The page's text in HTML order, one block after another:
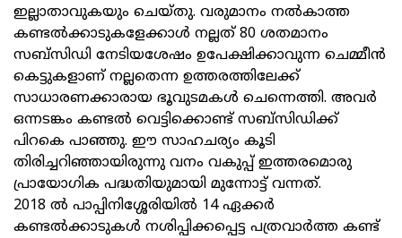
ഇല്ലാതാവുകയും ചെയ്തു. വരുമാനം നല്‍കാത്ത
കണ്ടല്‍ക്കാടുകളേക്കാള്‍ നല്ലത് 80 ശതമാനം
സബ്സിഡി നേടിയശേഷം ഉപേക്ഷിക്കാവുന്ന ചെമ്മീന്‍
കെട്ടുകളാണ് നല്ലതെന്ന ഉത്തരത്തിലേക്ക്
സാധാരണക്കാരായ ഭൂവുടമകള്‍ ചെന്നെത്തി. അവര്‍
ഒന്നടങ്കം കണ്ടല്‍ വെട്ടിക്കൊണ്ട് സബ്സിഡിക്ക്
പിറകെ പാഞ്ഞു. ഈ സാഹചര്യം കൂടി
തിരിച്ചറിഞ്ഞായിരുന്നു വനം വകുപ്പ് ഇത്തരമൊരു
പ്രായോഗിക പദ്ധതിയുമായി മുന്നോട്ട് വന്നത്.
2018 ല്‍ പാപ്പിനിശ്ശേരിയില്‍ 14 ഏക്കര്‍
കണ്ടല്‍ക്കാടുകള്‍ നശിപ്പിക്കപ്പെട്ട പത്രവാര്‍ത്ത കണ്ട്